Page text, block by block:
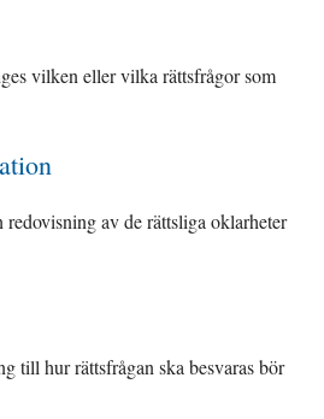
vilken eller vilka rättsfrågor som
av de rättsliga oklarheter
till hur rättsfrågan ska besvaras bör